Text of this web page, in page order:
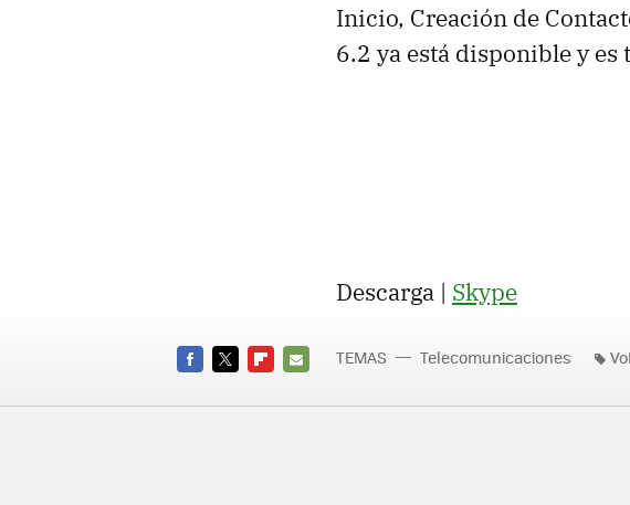
Inicio, Creación de
6.2 ya está disponible y
Descarga | Skype
MAIL
TEMAS Telecomunicaciones